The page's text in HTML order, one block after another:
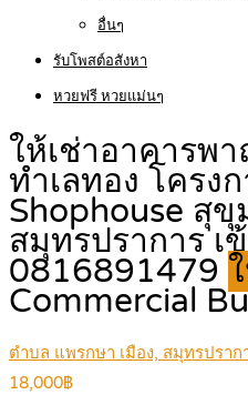
อื่นๆ
รับโพสต์อสังหา
หวยฟรี หวยแม่นๆ
ให้เช่าอาคารพ
ทำเลทอง โครง
Shophouse สุ
สมุทรปราการ เ
0816891479
Commercial
ตำบล แพรกษา เมือง, สมุทรปราก
18,000฿